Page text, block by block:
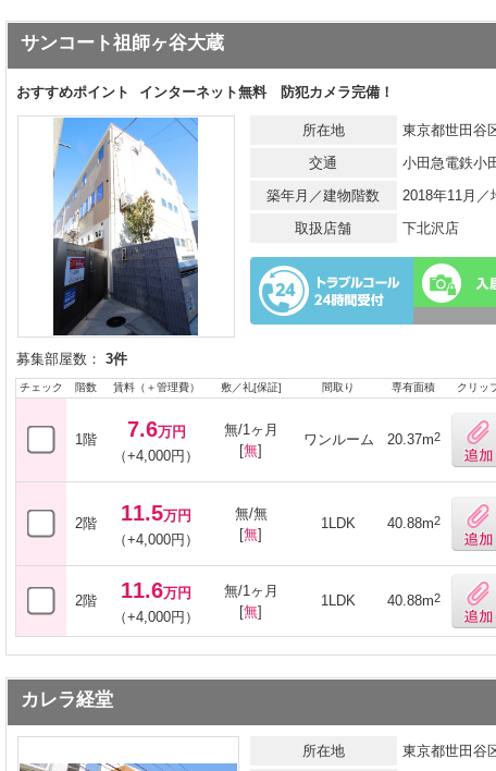
サンコート祖師ヶ谷大蔵
おすすめポイント インターネット無料 防犯カメラ完備！
所在地
東京都世田谷
交通
小田急電鉄小
築年月／建物階数
2018年11月／
取扱店舗
下北沢店
募集部屋数： 3件
チェック 階数 賃料（＋管理費） 敷／礼[保証] 間取り 専有面積 クリッ
1階 7.6万円
（+4,000円）
無/1ヶ月
[無]
ワンルーム 20.37m2
2階 11.5万円
（+4,000円）
無/無
[無]
1LDK 40.88m2
2階 11.6万円
（+4,000円）
無/1ヶ月
[無]
1LDK 40.88m2
カレラ経堂
所在地
東京都世田谷